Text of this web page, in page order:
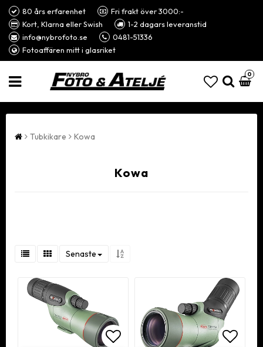
80 års erfarenhet
Fri frakt över 3000:-
Kort, Klarna eller Swish
1-2 dagars leveranstid
info@nybrofoto.se
0481-51336
Fotoaffären mitt i glasriket
0
Tubkikare Kowa
Kowa
Senaste